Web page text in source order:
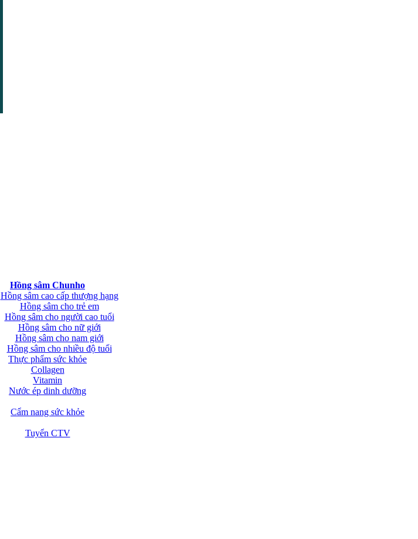
Hồng sâm Chunho
Hồng sâm cao cấp thượng hạng
Hồng sâm cho trẻ em
Hồng sâm cho người cao tuổi
Hồng sâm cho nữ giới
Hồng sâm cho nam giới
Hồng sâm cho nhiều độ tuổi
Thực phẩm sức khỏe
Collagen
Vitamin
Nước ép dinh dưỡng
Cẩm nang sức khỏe
Tuyển CTV